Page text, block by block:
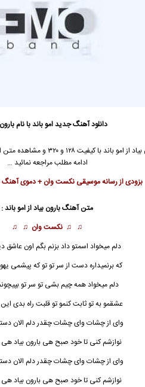
دانلود آهنگ جدیدامو باند با نام
جهت دانلود آهنگ بارون بیاد
ادامه مطلب مراجعه نمائید …
بزودی از رسانه موسیقی نکست وان + دموی آهنگ
متن آهنگ بارون بیاد از امو باند :
♫ ♫ نکست وان ♫ ♫
دلم میخواد اسمتو داد بزنم بگم اون عاشق
که برنمیداره دست از سر تو تو که پیشمی یهو
دلم میخواد همه چیم بشی تو سر تو
عشقمو به تو ثابت کنمو تو قلبت راه بدی
وای از چشات وای چشات چقدر دلم الان
نوازشم کنی تا خود صبح هی بارون بیاد هی
وای از چشات وای چشات چقدر دلم الان
نوازشم کنی تا خود صبح هی بارون بیاد هی